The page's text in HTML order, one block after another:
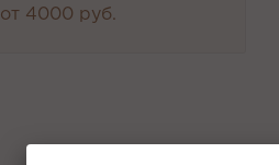
от 4000 руб.